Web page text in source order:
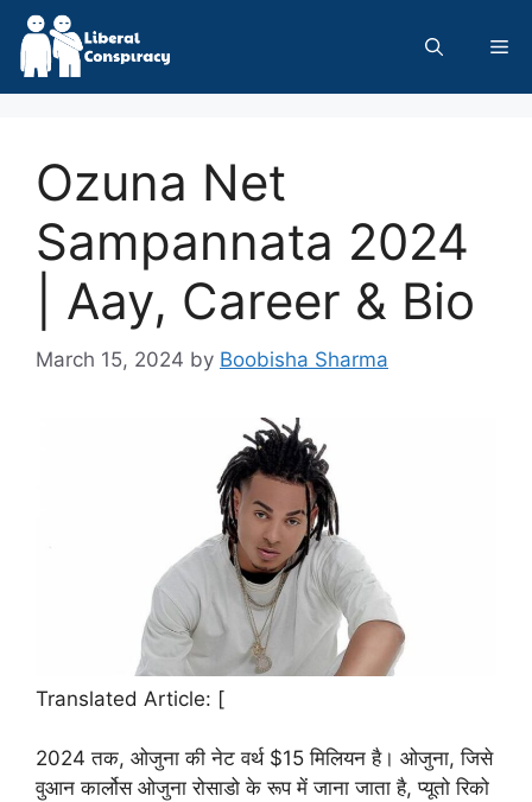
Skip
content
Ozuna Net
Sampannata 2024
| Aay, Career & Bio
March 15, 2024 by Boobisha Sharma
Translated Article: [
2024 तक, ओजुना की नेट वर्थ $15 मिलियन है। ओजुना, जिसे
वुआन कार्लोस ओजुना रोसाडो के रूप में जाना जाता है, प्यूतो रिको